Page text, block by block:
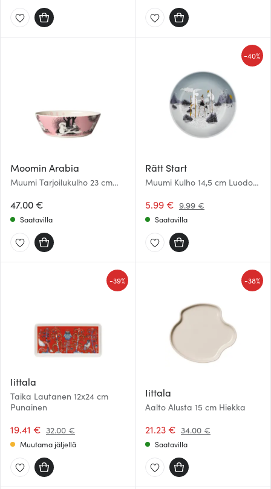
Moomin Arabia
Muumi Tarjoilukulho 23 cm
47.00 €
Saatavilla
Rätt Start
Muumi Kulho 14,5 cm Luodot
5.99 € 9.99 €
-40%
Saatavilla
Iittala
Taika Lautanen 12x24 cm
Punainen
19.41 € 32.00 €
-39%
Muutama jäljellä
Iittala
Aalto Alusta 15 cm Hiekka
21.23 € 34.00 €
-38%
Saatavilla